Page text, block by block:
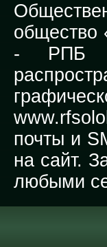
общество
- РПБ
почты и
на сайт.
любыми